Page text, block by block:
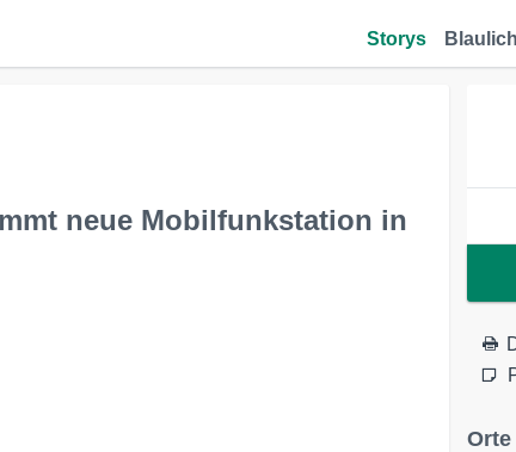
Storys
neue Mobilfunkstation in